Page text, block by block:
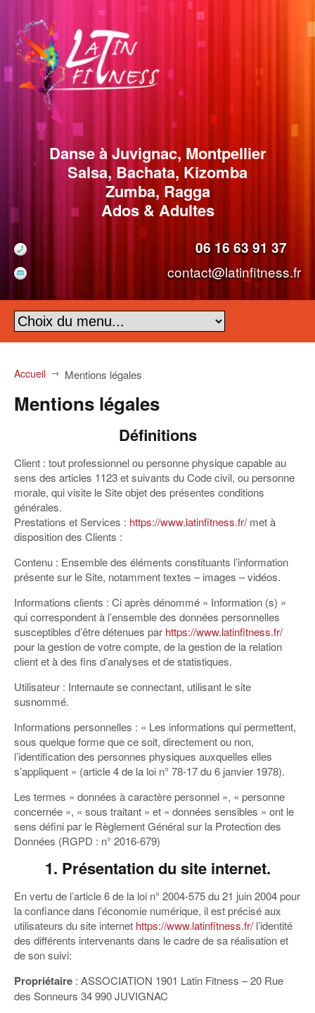
Danse à Juvignac, Montpellier
Salsa, Bachata, Kizomba
Zumba, Ragga
Ados & Adultes
06 16 63 91 37
contact@latinfitness.fr
Accueil → Mentions légales
Mentions légales
Définitions
Client : tout professionnel ou personne physique capable au
sens des articles 1123 et suivants du Code civil, ou personne
morale, qui visite le Site objet des présentes conditions
générales.
Prestations et Services : https://www.latinfitness.fr/ met à
disposition des Clients :
Contenu : Ensemble des éléments constituants l’information
présente sur le Site, notamment textes – images – vidéos.
Informations clients : Ci après dénommé « Information (s) »
qui correspondent à l’ensemble des données personnelles
susceptibles d’être détenues par https://www.latinfitness.fr/
pour la gestion de votre compte, de la gestion de la relation
client et à des fins d’analyses et de statistiques.
Utilisateur : Internaute se connectant, utilisant le site
susnommé.
Informations personnelles : « Les informations qui permettent,
sous quelque forme que ce soit, directement ou non,
l’identification des personnes physiques auxquelles elles
s’appliquent » (article 4 de la loi n° 78-17 du 6 janvier 1978).
Les termes « données à caractère personnel », « personne
concernée », « sous traitant » et « données sensibles » ont le
sens défini par le Règlement Général sur la Protection des
Données (RGPD : n° 2016-679)
1. Présentation du site internet.
En vertu de l’article 6 de la loi n° 2004-575 du 21 juin 2004 pour
la confiance dans l’économie numérique, il est précisé aux
utilisateurs du site internet https://www.latinfitness.fr/ l’identité
des différents intervenants dans le cadre de sa réalisation et
de son suivi:
Propriétaire : ASSOCIATION 1901 Latin Fitness – 20 Rue
des Sonneurs 34 990 JUVIGNAC